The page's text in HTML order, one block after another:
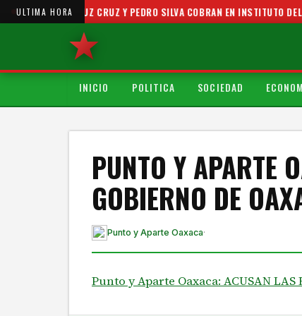
ULTIMA HORA
JUANITA CRUZ CRUZ Y PEDRO SILVA COBRAN EN INSTITUTO DEL
INICIO POLITICA SOCIEDAD
PUNTO Y APARTE
GOBIERNO DE
Punto y Aparte Oaxaca·
Punto y Aparte Oaxaca: ACUSAN LAS